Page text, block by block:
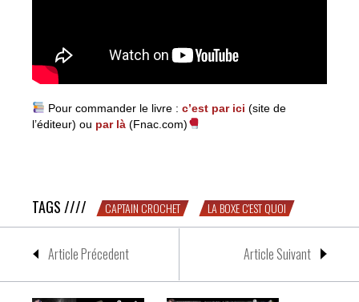
Pour commander le livre : c’est par ici (site de
l’éditeur) ou par là (Fnac.com)
TAGS //// CAPTAIN CROCHET LA BOXE C'EST QUOI
Article Précedent Article Suivant